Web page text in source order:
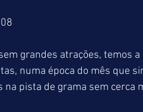
grandes atrações, temos
numa época do mês que
pista de grama sem cerca